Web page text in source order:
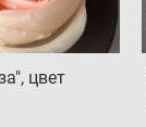
цвет